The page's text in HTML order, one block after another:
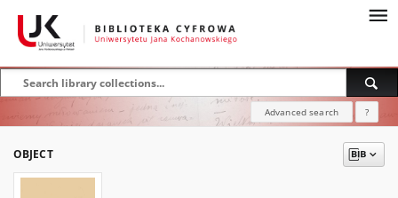
Advanced search ?
OBJECT